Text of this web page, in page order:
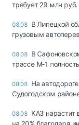
требует 29 млн
08.08 В Липецкой
грузовым
08.08 В
трассе М-1
08.08 На
Судогодском
08.08 КАЗ нарастит
на 20% благодаря